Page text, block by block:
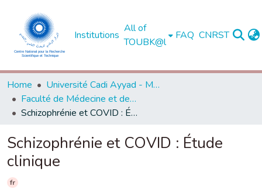
Institutions
All of
TOUBK@l
FAQ CNRST
Home
Université Cadi Ayyad - Marrakech
Faculté de Médecine et de Pharmacie - Marrakech
Schizophrénie et COVID : Étude clinique
Schizophrénie et COVID : Étude
clinique
fr